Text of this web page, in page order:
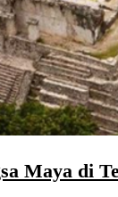
Maya di